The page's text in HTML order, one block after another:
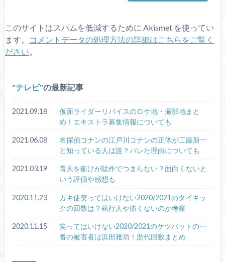
このサイトはスパムを低減するために Akismet を使ってい
ます。
コメントデータの処理方法の詳細はこちらをご覧く
ださい。
テレビ の最新記事
2021.09.18
仮面ライダーリバイスのロケ地・撮影地まと
め！エキストラ募集情報についても
2021.06.08
名探偵コナンの江戸川コナンの正体が工藤新一
と知っている人は誰？バレた理由についても
2021.03.19
青天を衝けが駄作でつまらない？面白くないと
いう評価や感想も
2020.11.23
ガキ使笑ってはいけない2020/2021のタイキッ
クの回数は？執行人や痛くないのか考察
2020.11.15
笑ってはいけない2020/2021のケツバットの一
番の被害者は浜田雅功！歴代回数まとめ